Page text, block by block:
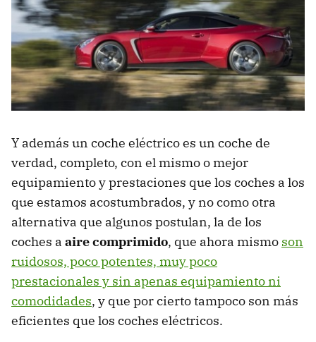
Y además un coche eléctrico es un coche de
verdad, completo, con el mismo o mejor
equipamiento y prestaciones que los coches a los
que estamos acostumbrados, y no como otra
alternativa que algunos postulan, la de los
coches a aire comprimido, que ahora mismo son
ruidosos, poco potentes, muy poco
prestacionales y sin apenas equipamiento ni
comodidades, y que por cierto tampoco son más
eficientes que los coches eléctricos.